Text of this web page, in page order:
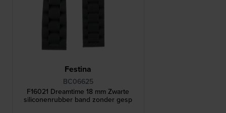
Festina
BC06625
F16021 Dreamtime 18 mm Zwarte
siliconenrubber band zonder gesp